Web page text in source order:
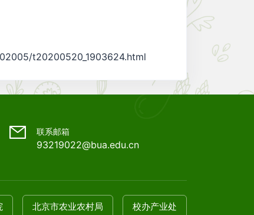
t20200520_1903624.html
联系邮箱
93219022@bua.edu.cn
北京市农业农村局 校办产业处